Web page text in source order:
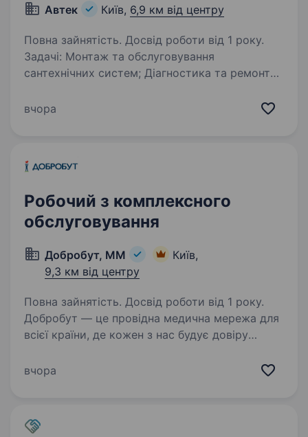
Автек Київ, 6,9 км від центру
Повна зайнятість. Досвід роботи від 1 року.
Задачі: Монтаж та обслуговування
сантехнічних систем; Діагностика та ремонт
у виробничих та офісних приміщеннях.
вчора
Робочий з комплексного
обслуговування
Добробут, ММ
Київ,
9,3 км від центру
Повна зайнятість. Досвід роботи від 1 року.
Добробут — це провідна медична мережа для
всієї країни, де кожен з нас будує довіру
стандарти надання медичних послуг та
вчора